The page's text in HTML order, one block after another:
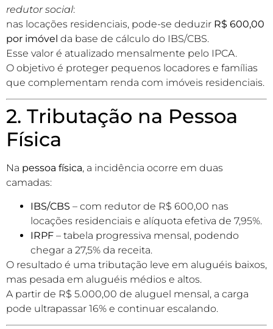
redutor social:
nas locações residenciais, pode-se deduzir R$ 600,00
por imóvel da base de cálculo do IBS/CBS.
Esse valor é atualizado mensalmente pelo IPCA.
O objetivo é proteger pequenos locadores e famílias
que complementam renda com imóveis residenciais.
2. Tributação na Pessoa
Física
Na pessoa física, a incidência ocorre em duas
camadas:
IBS/CBS – com redutor de R$ 600,00 nas
locações residenciais e alíquota efetiva de 7,95%.
IRPF – tabela progressiva mensal, podendo
chegar a 27,5% da receita.
O resultado é uma tributação leve em aluguéis baixos,
mas pesada em aluguéis médios e altos.
A partir de R$ 5.000,00 de aluguel mensal, a carga
pode ultrapassar 16% e continuar escalando.